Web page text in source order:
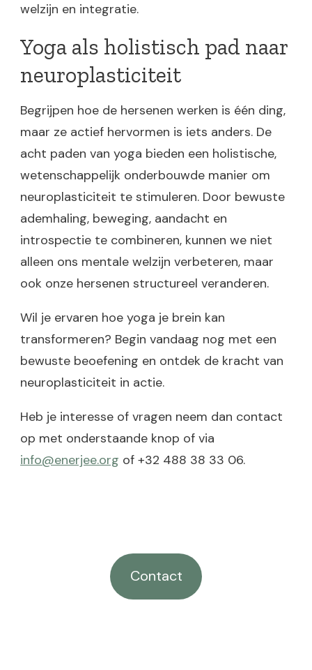
welzijn en integratie.
Yoga als holistisch pad naar
neuroplasticiteit
Begrijpen hoe de hersenen werken is één ding,
maar ze actief hervormen is iets anders. De
acht paden van yoga bieden een holistische,
wetenschappelijk onderbouwde manier om
neuroplasticiteit te stimuleren. Door bewuste
ademhaling, beweging, aandacht en
introspectie te combineren, kunnen we niet
alleen ons mentale welzijn verbeteren, maar
ook onze hersenen structureel veranderen.
Wil je ervaren hoe yoga je brein kan
transformeren? Begin vandaag nog met een
bewuste beoefening en ontdek de kracht van
neuroplasticiteit in actie.
Heb je interesse of vragen neem dan contact
op met onderstaande knop of via
info@enerjee.org of +32 488 38 33 06.
Contact